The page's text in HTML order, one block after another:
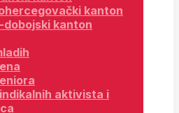
kanton
dobojski kanton
aktivista i